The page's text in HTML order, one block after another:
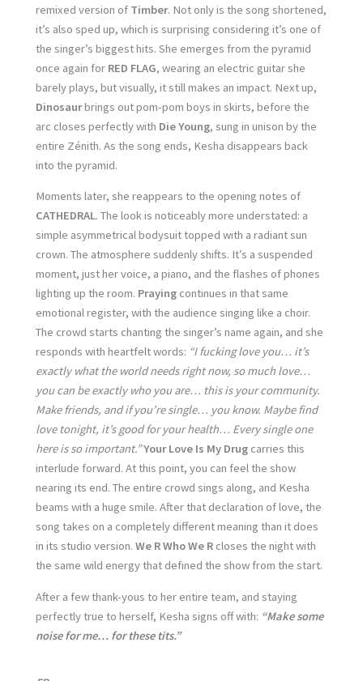
remixed version of Timber. Not only is the song shortened,
it’s also sped up, which is surprising considering it’s one of
the singer’s biggest hits. She emerges from the pyramid
once again for RED FLAG, wearing an electric guitar she
barely plays, but visually, it still makes an impact. Next up,
Dinosaurbrings out pom-pom boys in skirts, before the
arc closes perfectly with Die Young, sung in unison by the
entire Zénith. As the song ends, Kesha disappears back
into the pyramid.
Moments later, she reappears to the opening notes of
CATHEDRAL. The look is noticeably more understated: a
simple asymmetrical bodysuit topped with a radiant sun
crown. The atmosphere suddenly shifts. It’s a suspended
moment, just her voice, a piano, and the flashes of phones
lighting up the room. Praying continues in that same
emotional register, with the audience singing like a choir.
The crowd starts chanting the singer’s name again, and she
responds with heartfelt words: “I fucking love you… it’s
exactly what the world needs right now, so much love…
you can be exactly who you are… this is your community.
Make friends, and if you’re single… you know. Maybe find
love tonight, it’s good for your health… Every single one
here is so important.”Your Love Is My Drug carries this
interlude forward. At this point, you can feel the show
nearing its end. The entire crowd sings along, and Kesha
beams with a huge smile. After that declaration of love, the
song takes on a completely different meaning than it does
in its studio version.We R Who We R closes the night with
the same wild energy that defined the show from the start.
After a few thank-yous to her entire team, and staying
perfectly true to herself, Kesha signs off with: “Make some
noise for me… for these tits.”